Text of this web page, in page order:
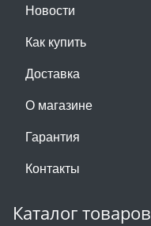
Новости
Как купить
Доставка
О магазине
Гарантия
Контакты
Каталог товаров